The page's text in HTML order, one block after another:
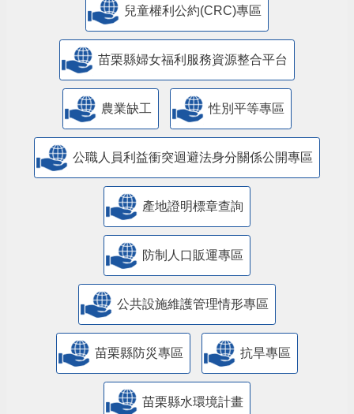
兒童權利公約(CRC)專區
苗栗縣婦女福利服務資源整合平台
農業缺工 性別平等專區
公職人員利益衝突迴避法身分關係公開專區
產地證明標章查詢
防制人口販運專區
​公共設施維護管理情形專區
苗栗縣防災專區 抗旱專區
苗栗縣水環境計畫